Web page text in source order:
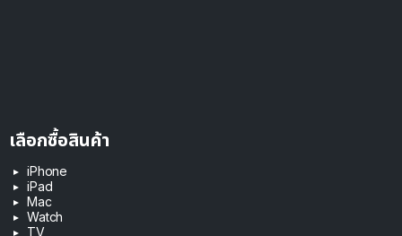
เลือกซื้อสินค้า
iPhone
iPad
Mac
Watch
TV